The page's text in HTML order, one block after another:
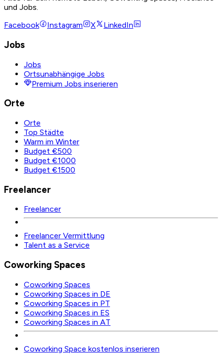
und Jobs.
Facebook
Instagram X LinkedIn
Jobs
Jobs
Ortsunabhängige Jobs
Premium Jobs inserieren
Orte
Orte
Top Städte
Warm im Winter
Budget €500
Budget €1000
Budget €1500
Freelancer
Freelancer
Freelancer Vermittlung
Talent as a Service
Coworking Spaces
Coworking Spaces
Coworking Spaces in DE
Coworking Spaces in PT
Coworking Spaces in ES
Coworking Spaces in AT
Coworking Space kostenlos inserieren